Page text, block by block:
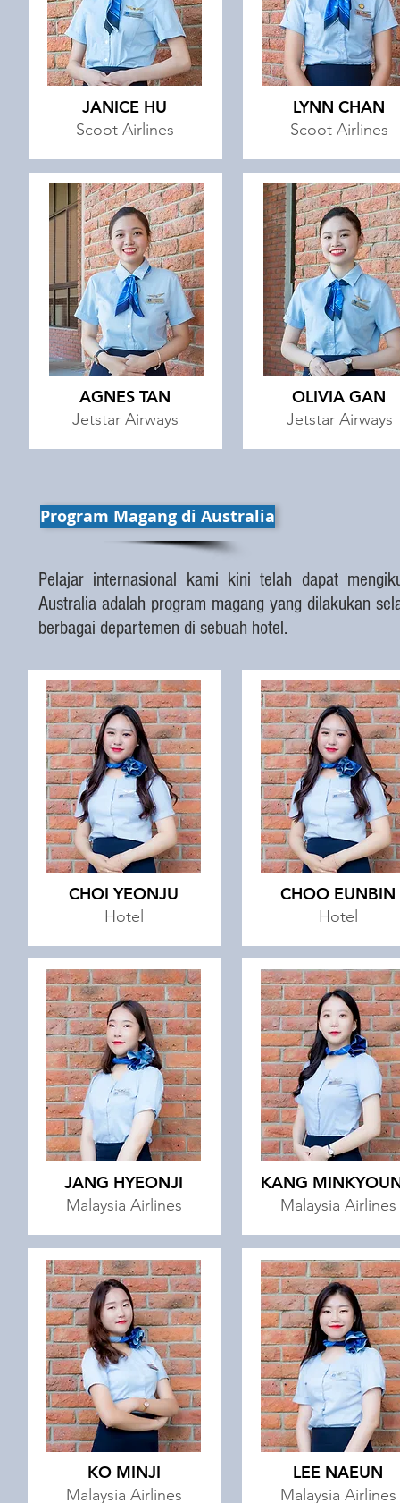
JANICE HU
Scoot Airlines
LYNN CHAN
Scoot Airlines
AGNES TAN
JetstarAirways
OLIVIA GAN
JetstarAirways
Program Magang di Australia
Pelajar internasional kami kini telah dapat
Australia adalah program magang yang dilakukan
berbagai departemen di sebuah hotel.
CHOI YEONJU
Hotel
CHOO EUNBIN
Hotel
JANG HYEONJI
Malaysia Airlines
KANG
Malaysia Airlines
KO MINJI
Malaysia Airlines
LEE NAEUN
Malaysia Airlines